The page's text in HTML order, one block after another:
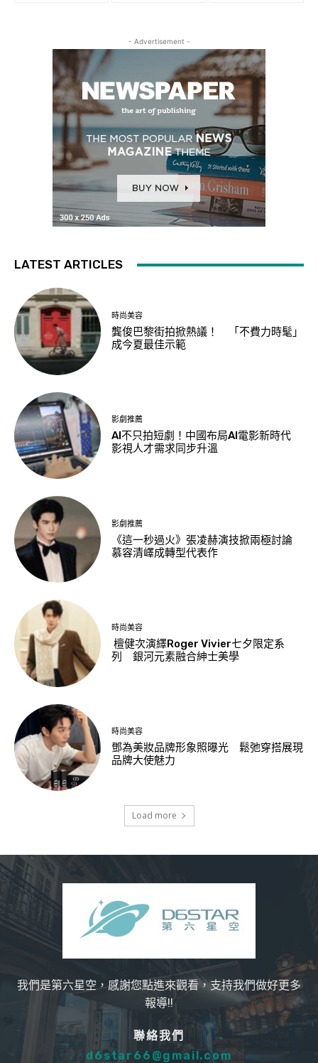
- Advertisement -
LATEST ARTICLES
時尚美容
龔俊巴黎街拍掀熱議！ 「不費力時髦」
成今夏最佳示範
影劇推薦
AI不只拍短劇！中國布局AI電影新時代
影視人才需求同步升溫
影劇推薦
《這一秒過火》張凌赫演技掀兩極討論
慕容清嶧成轉型代表作
時尚美容
檀健次演繹Roger Vivier七夕限定系
列 銀河元素融合紳士美學
時尚美容
鄧為美妝品牌形象照曝光 鬆弛穿搭展現
品牌大使魅力
Load more
我們是第六星空，感謝您點進來觀看，支持我們做好更多
報導!!
聯絡我們
d6star66@gmail.com